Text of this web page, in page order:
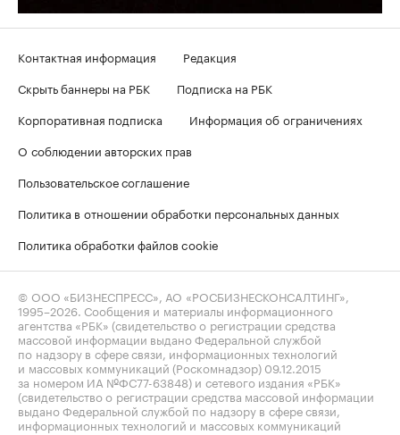
Контактная информация
Редакция
Скрыть баннеры на РБК
Подписка на РБК
Корпоративная подписка
Информация об ограничениях
О соблюдении авторских прав
Пользовательское соглашение
Политика в отношении обработки персональных данных
Политика обработки файлов cookie
© ООО «БИЗНЕСПРЕСС», АО «РОСБИЗНЕСКОНСАЛТИНГ»,
1995–2026 . Сообщения и материалы информационного
агентства «РБК» (свидетельство о регистрации средства
массовой информации выдано Федеральной службой
по надзору в сфере связи, информационных технологий
и массовых коммуникаций (Роскомнадзор) 09.12.2015
за номером ИА №ФС77-63848) и сетевого издания «РБК»
(свидетельство о регистрации средства массовой информации
выдано Федеральной службой по надзору в сфере связи,
информационных технологий и массовых коммуникаций